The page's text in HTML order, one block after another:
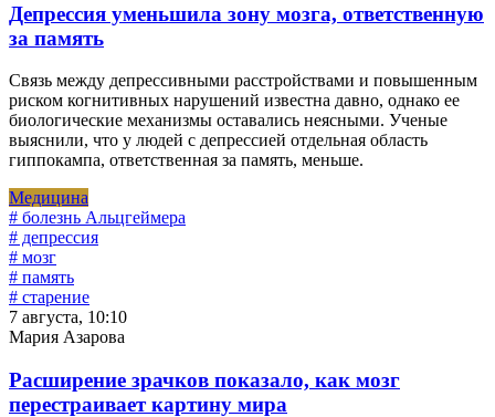
Депрессия уменьшила зону мозга, ответственную
за память
Связь между депрессивными расстройствами и повышенным
риском когнитивных нарушений известна давно, однако ее
биологические механизмы оставались неясными. Ученые
выяснили, что у людей с депрессией отдельная область
гиппокампа, ответственная за память, меньше.
Медицина
# болезнь Альцгеймера
# депрессия
# мозг
# память
# старение
7 августа, 10:10
Мария Азарова
Расширение зрачков показало, как мозг
перестраивает картину мира